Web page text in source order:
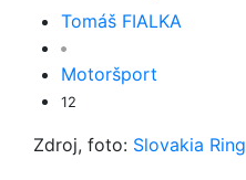
Tomáš FIALKA
Motoršport
12
Zdroj, foto: Slovakia Ring